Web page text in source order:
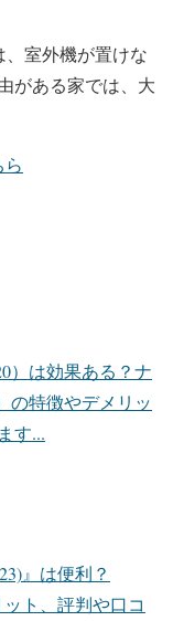
、室外機が置けな
がある家では、大
）は効果ある？ナ
の特徴やデメリッ
す...
』は便利？
ット、評判や口コ